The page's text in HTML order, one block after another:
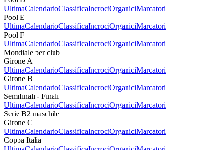
UltimaCalendarioClassificaIncrociOrganiciMarcatori
Pool E
UltimaCalendarioClassificaIncrociOrganiciMarcatori
Pool F
UltimaCalendarioClassificaIncrociOrganiciMarcatori
Mondiale per club
Girone A
UltimaCalendarioClassificaIncrociOrganiciMarcatori
Girone B
UltimaCalendarioClassificaIncrociOrganiciMarcatori
Semifinali - Finali
UltimaCalendarioClassificaIncrociOrganiciMarcatori
Serie B2 maschile
Girone C
UltimaCalendarioClassificaIncrociOrganiciMarcatori
Coppa Italia